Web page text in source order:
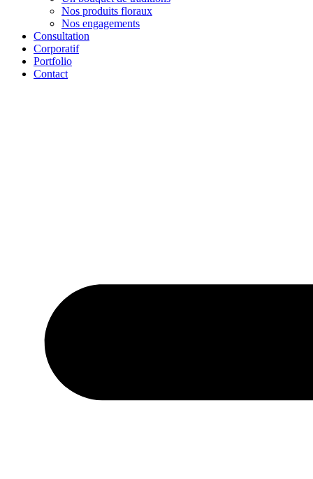
Nos produits floraux
Nos engagements
Consultation
Corporatif
Portfolio
Contact